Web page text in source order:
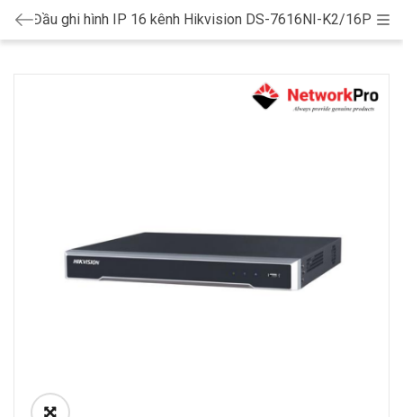
Đầu ghi hình IP 16 kênh Hikvision DS-7616NI-K2/16P